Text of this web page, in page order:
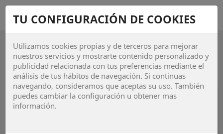
 
NOVEDADES
Lamentamos las molestias.
TU CONFIGURACIÓN DE COOKIES
Utilizamos cookies propias y de terceros para mejorar
nuestros servicios y mostrarte contenido personalizado y
publicidad relacionada con tus preferencias mediante el
análisis de tus hábitos de navegación. Si continuas
navegando, consideramos que aceptas su uso. También
puedes cambiar la configuración u obtener mas
información.